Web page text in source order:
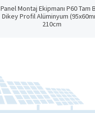
Panel Montaj Ekipmanı P60 Tam
Dikey Profil Alüminyum
210cm